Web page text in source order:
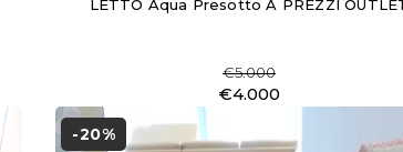
LETTO Aqua Presotto A PREZZI
€5.000
€4.000
-20%